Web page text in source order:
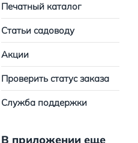
Печатный каталог
Статьи садоводу
Акции
Проверить статус заказа
Служба поддержки
В приложении еще